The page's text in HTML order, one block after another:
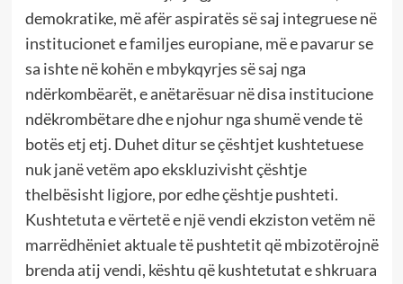
demokratike, më afër aspiratës së saj integruese në
institucionet e familjes europiane, më e pavarur se
sa ishte në kohën e mbykqyrjes së saj nga
ndërkombëarët, e anëtarësuar në disa institucione
ndëkrombëtare dhe e njohur nga shumë vende të
botës etj etj. Duhet ditur se çështjet kushtetuese
nuk janë vetëm apo ekskluzivisht çështje
thelbësisht ligjore, por edhe çështje pushteti.
Kushtetuta e vërtetë e një vendi ekziston vetëm në
marrëdhëniet aktuale të pushtetit që mbizotërojnë
brenda atij vendi, kështu që kushtetutat e shkruara